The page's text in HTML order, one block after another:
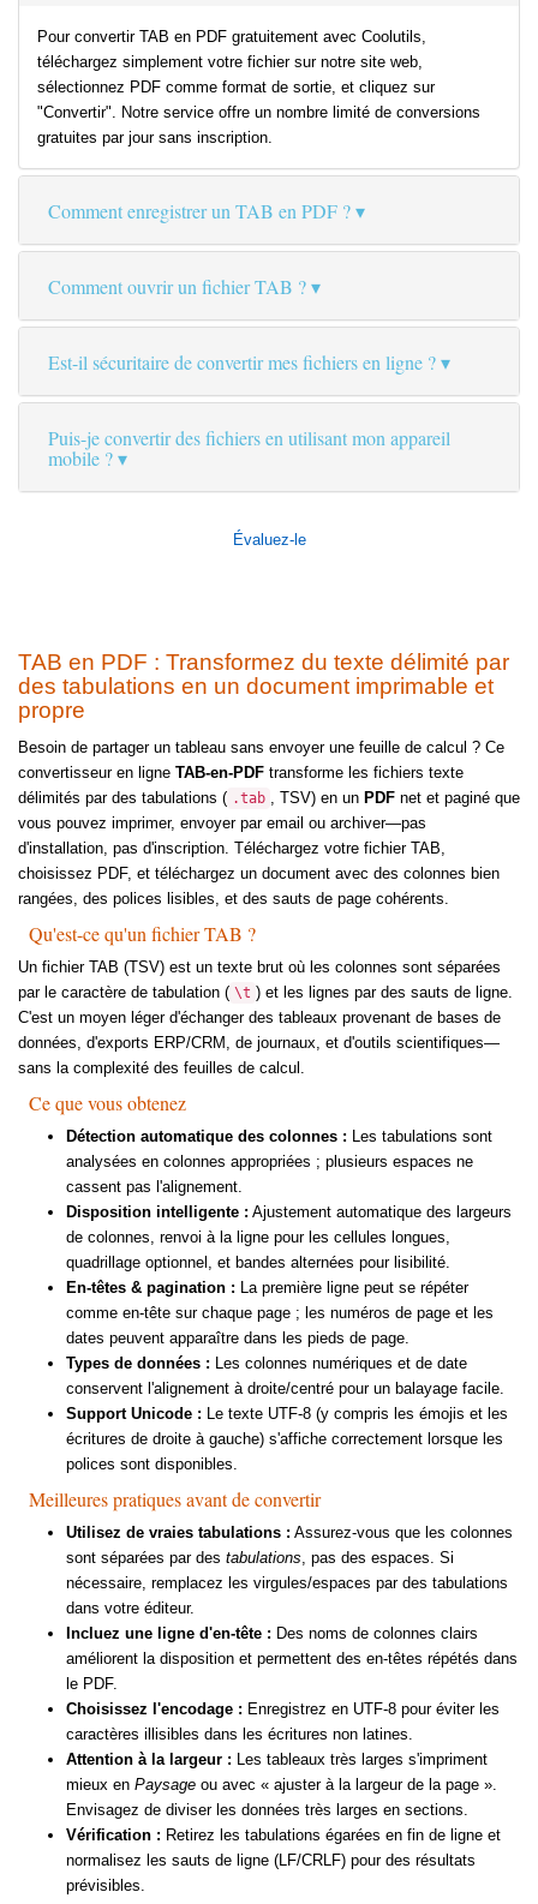
Pour convertir TAB en PDF gratuitement avec Coolutils,
téléchargez simplement votre fichier sur notre site web,
sélectionnez PDF comme format de sortie, et cliquez sur
"Convertir". Notre service offre un nombre limité de conversions
gratuites par jour sans inscription.
Comment enregistrer un TAB en PDF ?
Comment ouvrir un fichier TAB ?
Est-il sécuritaire de convertir mes fichiers en ligne ?
Puis-je convertir des fichiers en utilisant mon appareil
mobile ?
Évaluez-le
TAB en PDF : Transformez du texte délimité par
des tabulations en un document imprimable et
propre
Besoin de partager un tableau sans envoyer une feuille de calcul ? Ce
convertisseur en ligne TAB-en-PDF transforme les fichiers texte
délimités par des tabulations ( .tab , TSV) en un PDF net et paginé que
vous pouvez imprimer, envoyer par email ou archiver—pas
d'installation, pas d'inscription. Téléchargez votre fichier TAB,
choisissez PDF, et téléchargez un document avec des colonnes bien
rangées, des polices lisibles, et des sauts de page cohérents.
Qu'est-ce qu'un fichier TAB ?
Un fichier TAB (TSV) est un texte brut où les colonnes sont séparées
par le caractère de tabulation ( \t ) et les lignes par des sauts de ligne.
C'est un moyen léger d'échanger des tableaux provenant de bases de
données, d'exports ERP/CRM, de journaux, et d'outils scientifiques—
sans la complexité des feuilles de calcul.
Ce que vous obtenez
Détection automatique des colonnes : Les tabulations sont
analysées en colonnes appropriées ; plusieurs espaces ne
cassent pas l'alignement.
Disposition intelligente : Ajustement automatique des largeurs
de colonnes, renvoi à la ligne pour les cellules longues,
quadrillage optionnel, et bandes alternées pour lisibilité.
En-têtes & pagination : La première ligne peut se répéter
comme en-tête sur chaque page ; les numéros de page et les
dates peuvent apparaître dans les pieds de page.
Types de données : Les colonnes numériques et de date
conservent l'alignement à droite/centré pour un balayage facile.
Support Unicode : Le texte UTF-8 (y compris les émojis et les
écritures de droite à gauche) s'affiche correctement lorsque les
polices sont disponibles.
Meilleures pratiques avant de convertir
Utilisez de vraies tabulations : Assurez-vous que les colonnes
sont séparées par des tabulations, pas des espaces. Si
nécessaire, remplacez les virgules/espaces par des tabulations
dans votre éditeur.
Incluez une ligne d'en-tête : Des noms de colonnes clairs
améliorent la disposition et permettent des en-têtes répétés dans
le PDF.
Choisissez l'encodage : Enregistrez en UTF-8 pour éviter les
caractères illisibles dans les écritures non latines.
Attention à la largeur : Les tableaux très larges s'impriment
mieux en Paysage ou avec « ajuster à la largeur de la page ».
Envisagez de diviser les données très larges en sections.
Vérification : Retirez les tabulations égarées en fin de ligne et
normalisez les sauts de ligne (LF/CRLF) pour des résultats
prévisibles.